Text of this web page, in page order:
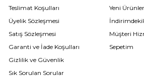
Teslimat Koşulları
Üyelik Sözleşmesi
Satış Sözleşmesi
Garanti ve İade Koşulları
Gizlilik ve Güvenlik
Sık Sorulan Sorular
Yeni Ürünler
Müşteri
Sepetim